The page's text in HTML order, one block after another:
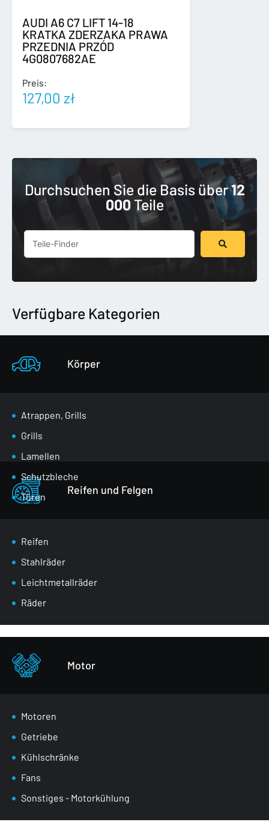
AUDI A6 C7 LIFT 14-18
KRATKA ZDERZAKA PRAWA
PRZEDNIA PRZÓD
4G0807682AE
Preis:
127,00 zł
Durchsuchen Sie die Basis über12
000 Teile
Suchen
Verfügbare Kategorien
Körper
Atrappen, Grills
Grills
Lamellen
Schutzbleche
Türen
Spiegel
Masken
Radkästen
Vordere Gurte
Stoßstangen
Sonstiges - Körperteile
Reifen und Felgen
Reifen
Stahlräder
Leichtmetallräder
Räder
Motor
Motoren
Getriebe
Kühlschränke
Fans
Sonstiges - Motorkühlung